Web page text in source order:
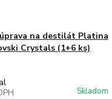
na destilát Platina
Crystals (1+6 ks)
Skladom